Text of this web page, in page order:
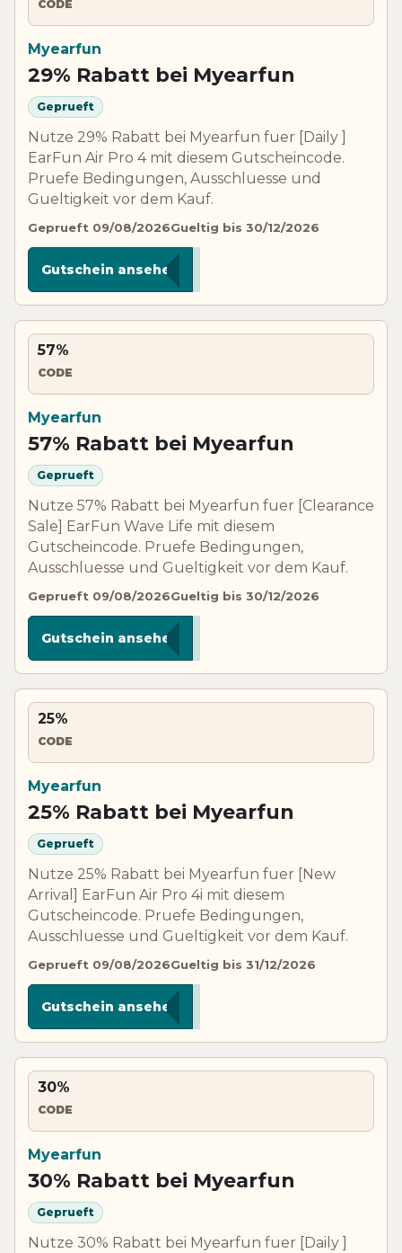
CODE
Myearfun
29% Rabatt bei Myearfun
Geprueft
Nutze 29% Rabatt bei Myearfun fuer [Daily ]
EarFun Air Pro 4 mit diesem Gutscheincode.
Pruefe Bedingungen, Ausschluesse und
Gueltigkeit vor dem Kauf.
Geprueft 09/08/2026Gueltig bis 30/12/2026
Gutschein ansehen
57%
CODE
Myearfun
57% Rabatt bei Myearfun
Geprueft
Nutze 57% Rabatt bei Myearfun fuer [Clearance
Sale] EarFun Wave Life mit diesem
Gutscheincode. Pruefe Bedingungen,
Ausschluesse und Gueltigkeit vor dem Kauf.
Geprueft 09/08/2026Gueltig bis 30/12/2026
Gutschein ansehen
25%
CODE
Myearfun
25% Rabatt bei Myearfun
Geprueft
Nutze 25% Rabatt bei Myearfun fuer [New
Arrival] EarFun Air Pro 4i mit diesem
Gutscheincode. Pruefe Bedingungen,
Ausschluesse und Gueltigkeit vor dem Kauf.
Geprueft 09/08/2026Gueltig bis 31/12/2026
Gutschein ansehen
30%
CODE
Myearfun
30% Rabatt bei Myearfun
Geprueft
Nutze 30% Rabatt bei Myearfun fuer [Daily ]